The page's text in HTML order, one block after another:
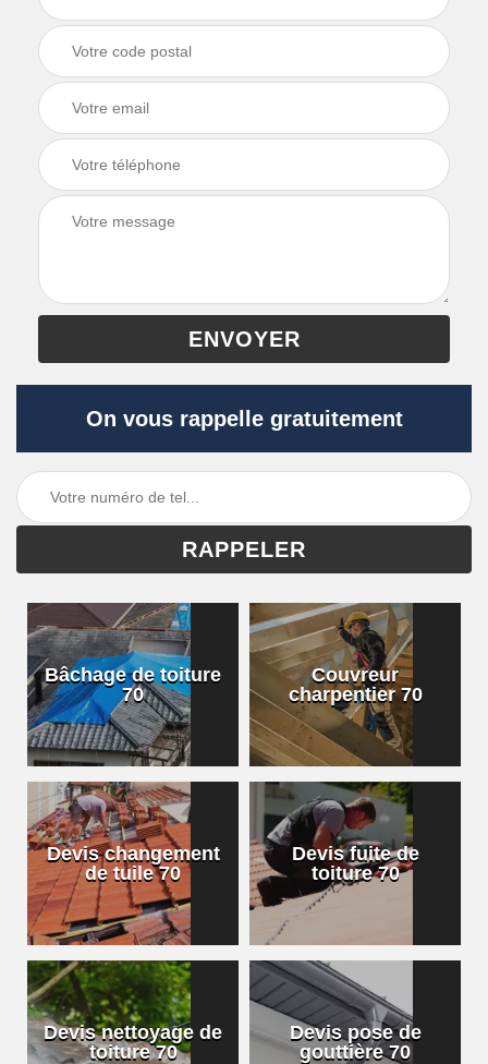
On vous rappelle gratuitement
Bâchage de toiture
70
Couvreur
charpentier 70
Devis changement
de tuile 70
Devis fuite de
toiture 70
Devis nettoyage de
toiture 70
Devis pose de
gouttière 70